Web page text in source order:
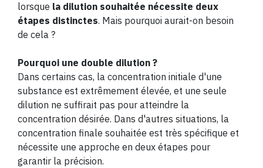
lorsque la dilution souhaitée nécessite deux
étapes distinctes. Mais pourquoi aurait-on besoin
de cela ?
Pourquoi une double dilution ?
Dans certains cas, la concentration initiale d'une
substance est extrêmement élevée, et une seule
dilution ne suffirait pas pour atteindre la
concentration désirée. Dans d'autres situations, la
concentration finale souhaitée est très spécifique et
nécessite une approche en deux étapes pour
garantir la précision.